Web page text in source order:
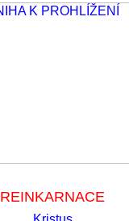
REINKARNACE